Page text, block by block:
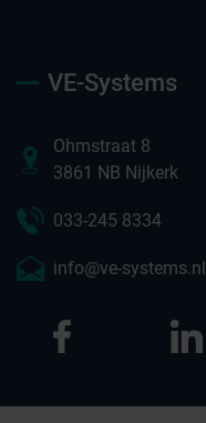
VE-Systems
Ohmstraat 8
3861 NB Nijkerk
033-245 8334
info@ve-systems.nl